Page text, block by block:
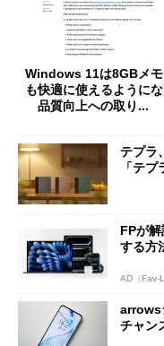
Windows 11は8GBメ
も快適に使えるようにな
品質向上への取り...
テプラ
「テ
FPが
する方
AD（Fav-
arrows
チャン